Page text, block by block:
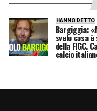
HANNO DETTO
Bargiggia:
svelo cosa
della FIGC.
calcio